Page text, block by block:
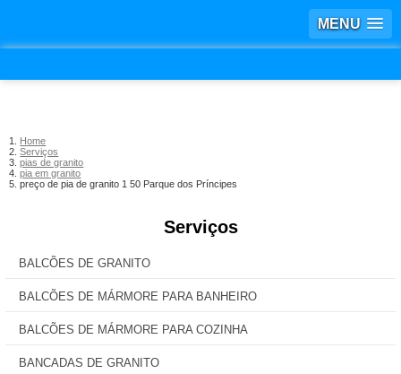
MENU
Home
Serviços
pias de granito
pia em granito
preço de pia de granito 1 50 Parque dos Príncipes
Serviços
BALCÕES DE GRANITO
BALCÕES DE MÁRMORE PARA BANHEIRO
BALCÕES DE MÁRMORE PARA COZINHA
BANCADAS DE GRANITO